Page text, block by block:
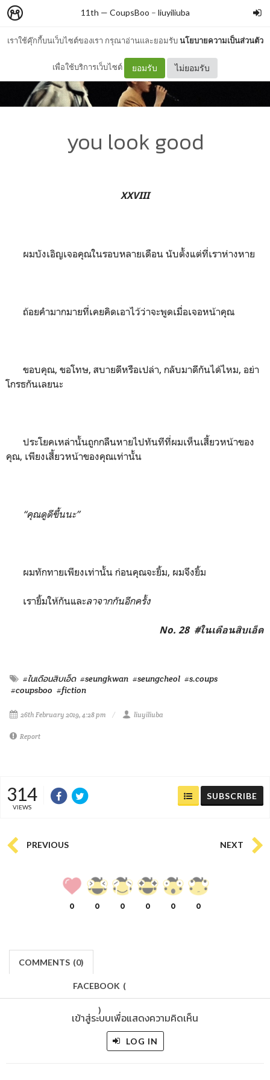
เราใช้คุ๊กกี้บนเว็บไซต์ของเรา กรุณาอ่านและยอมรับนโยบายความเป็นส่วนตัว
เพื่อใช้บริการเว็บไซต์ ยอมรับ ไม่ยอมรับ
11th — CoupsBoo – liuyiliuba
you look good
XXVIII
ผมบังเอิญเจอคุณในรอบหลายเดือน นับตั้งแต่ที่เราห่างหาย
ถ้อยคำมากมายที่เคยคิดเอาไว้ว่าจะพูดเมื่อเจอหน้าคุณ
ขอบคุณ, ขอโทษ, สบายดีหรือเปล่า, กลับมาดีกันได้ไหม, อย่า
โกรธกันเลยนะ
ประโยคเหล่านั้นถูกกลืนหายไปทันทีที่ผมเห็นเสี้ยวหน้าของ
คุณ, เพียงเสี้ยวหน้าของคุณเท่านั้น
“คุณดูดีขึ้นนะ”
ผมทักทายเพียงเท่านั้น ก่อนคุณจะยิ้ม, ผมจึงยิ้ม
เรายิ้มให้กันและลาจากกันอีกครั้ง
No. 28 #ในเดือนสิบเอ็ด
#ในเดือนสิบเอ็ด #seungkwan #seungcheol #s.coups
#coupsboo #fiction
26th February 2019, 4:28 pm liuyiliuba
Report
314
VIEWS
SUBSCRIBE
PREVIOUS NEXT
0 0 0 0 0 0
COMMENTS (0)
FACEBOOK (
)
เข้าสู่ระบบเพื่อแสดงความคิดเห็น
LOG IN